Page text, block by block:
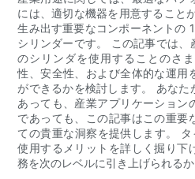
には、適切な機器を用意すること
生み出す重要なコンポーネントの
シリンダーです。 この記事では
のシリンダを使用することのさ
性、安全性、および全体的な運用
ができるかを検討します。 あな
あっても、産業アプリケーション
であっても、この記事はこの重要
ての貴重な洞察を提供します。
使用するメリットを詳しく掘り下
務を次のレベルに引き上げられるか